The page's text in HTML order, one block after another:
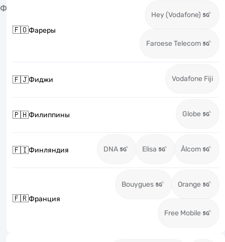
Ф
🇫🇴Фареры
Hey (Vodafone)
Faroese Telecom
🇫🇯Фиджи Vodafone Fiji
🇵🇭Филиппины Globe
🇫🇮Финляндия DNA Elisa Ålcom
🇫🇷Франция
Bouygues Orange
Free Mobile